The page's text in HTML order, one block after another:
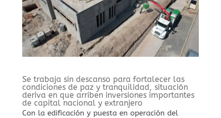
Se trabaja sin descanso para fortalecer las
condiciones de paz y tranquilidad, situación
deriva en que arriben inversiones importantes
de capital nacional y extranjero
Con la edificación y puesta en operación del